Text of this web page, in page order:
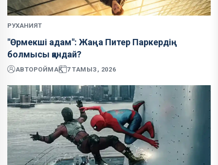
РУХАНИЯТ
"Өрмекші адам": Жаңа Питер Паркердің
болмысы қандай?
АВТОРОЙМАҚ 7 ТАМЫЗ, 2026